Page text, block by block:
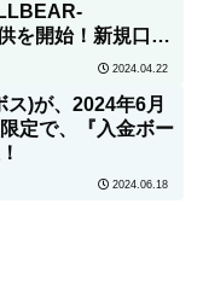
を開始！新規口座
キャッシュバッ
2024.04.22
)が、2024年6月
定で、『入金ボー
2024.06.18